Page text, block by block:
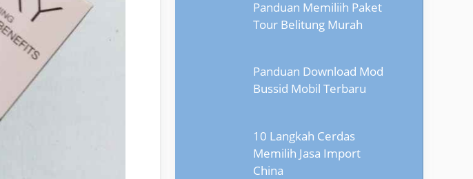
Panduan Memiliih Paket
Tour Belitung Murah
Panduan Download Mod
Bussid Mobil Terbaru
10 Langkah Cerdas
Memilih Jasa Import
China